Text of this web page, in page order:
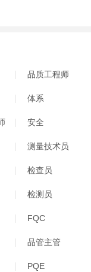
品质工程师
体系
安全
测量技术员
检查员
检测员
FQC
品管主管
PQE